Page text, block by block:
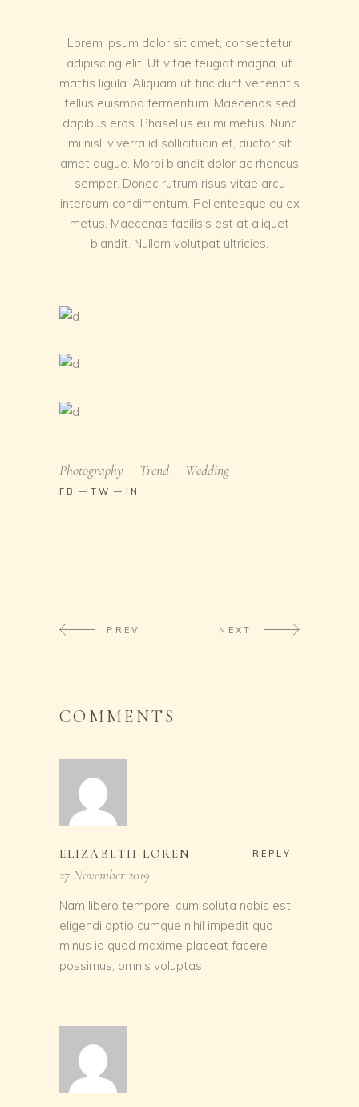
Lorem ipsum dolor sit amet, consectetur
adipiscing elit. Ut vitae feugiat magna, ut
mattis ligula. Aliquam ut tincidunt venenatis
tellus euismod fermentum. Maecenas sed
dapibus eros. Phasellus eu mi metus. Nunc
mi nisl, viverra id sollicitudin et, auctor sit
amet augue. Morbi blandit dolor ac rhoncus
semper. Donec rutrum risus vitae arcu
interdum condimentum. Pellentesque eu ex
metus. Maecenas facilisis est at aliquet
blandit. Nullam volutpat ultricies.
Photography Trend Wedding
FB TW IN
PREV NEXT
COMMENTS
ELIZABETH LOREN REPLY
27 November 2019
Nam libero tempore, cum soluta nobis est
eligendi optio cumque nihil impedit quo
minus id quod maxime placeat facere
possimus, omnis voluptas